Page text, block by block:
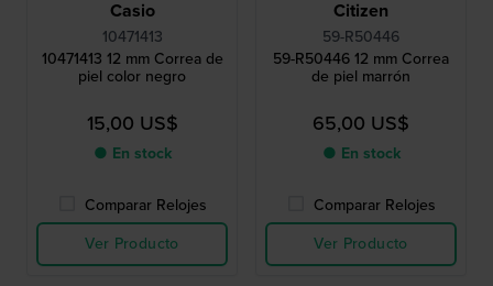
Casio
10471413
10471413 12 mm Correa de
piel color negro
15,00 US$
● En stock
Comparar Relojes
Ver Producto
Citizen
59-R50446
59-R50446 12 mm Correa
de piel marrón
65,00 US$
● En stock
Comparar Relojes
Ver Producto